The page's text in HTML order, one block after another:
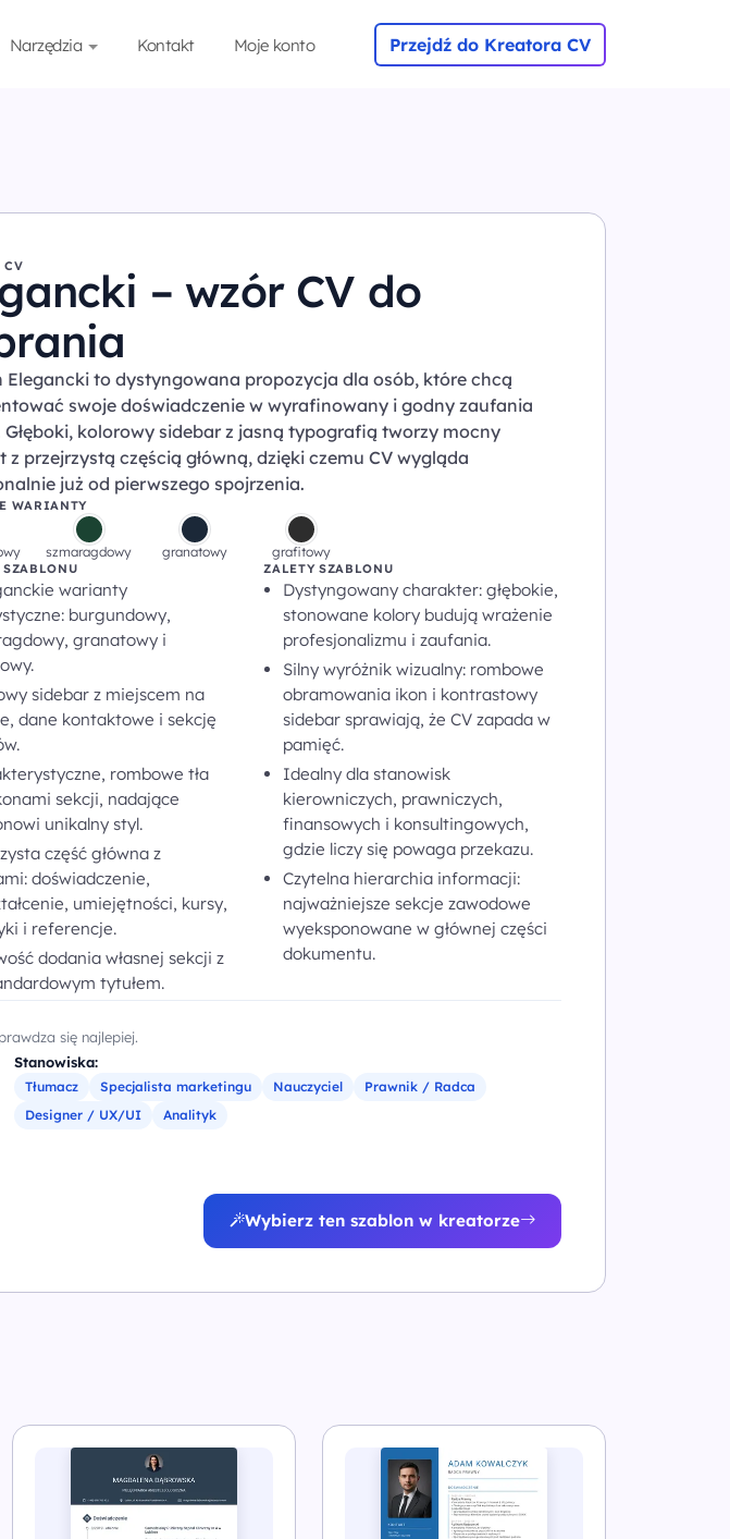
Narzędzia Kontakt Moje konto Przejdź do Kreatora CV
CV
– wzór CV do
Elegancki to dystyngowana propozycja dla osób, które chcą
swoje doświadczenie w wyrafinowany i godny zaufania
Głęboki, kolorowy sidebar z jasną typografią tworzy mocny
z przejrzystą częścią główną, dzięki czemu CV wygląda
już od pierwszego spojrzenia.
WARIANTY
szmaragdowy granatowy grafitowy
SZABLONU
warianty
burgundowy,
granatowy i
sidebar z miejscem na
dane kontaktowe i sekcję
rombowe tła
sekcji, nadające
unikalny styl.
część główna z
doświadczenie,
umiejętności, kursy,
i referencje.
dodania własnej sekcji z
tytułem.
ZALETY SZABLONU
Dystyngowany charakter: głębokie,
stonowane kolory budują wrażenie
profesjonalizmu i zaufania.
Silny wyróżnik wizualny: rombowe
obramowania ikon i kontrastowy
sidebar sprawiają, że CV zapada w
pamięć.
Idealny dla stanowisk
kierowniczych, prawniczych,
finansowych i konsultingowych,
gdzie liczy się powaga przekazu.
Czytelna hierarchia informacji:
najważniejsze sekcje zawodowe
wyeksponowane w głównej części
dokumentu.
się najlepiej.
Stanowiska:
Tłumacz Specjalista marketingu Nauczyciel
Prawnik / Radca
Designer / UX/UI
Analityk
Wybierz ten szablon w kreatorze